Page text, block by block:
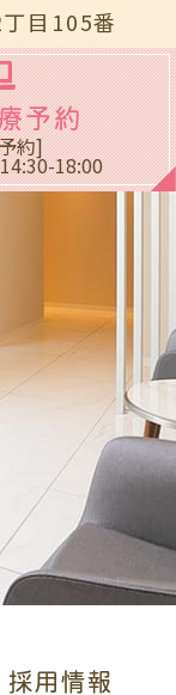
目105番
予約
約]
18:00
採用情報